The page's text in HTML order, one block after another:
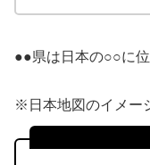
●●県は日本の○○に
※日本地図のイメー